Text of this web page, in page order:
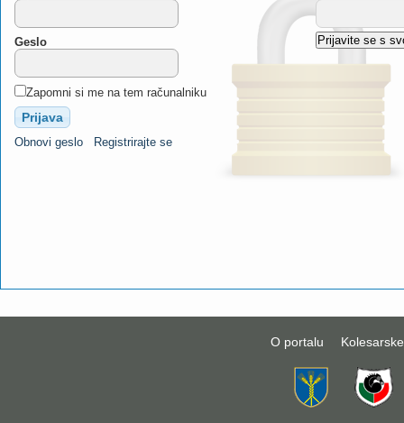
Geslo
Zapomni si me na tem računalniku
Obnovi geslo Registrirajte se
O portalu